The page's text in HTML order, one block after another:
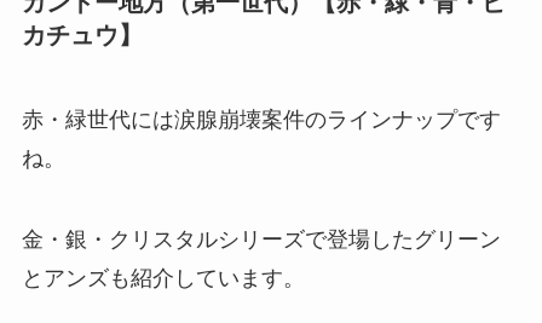
カチュウ】
赤・緑世代には涙腺崩壊案件のラインナップです
ね。
金・銀・クリスタルシリーズで登場したグリーン
とアンズも紹介しています。